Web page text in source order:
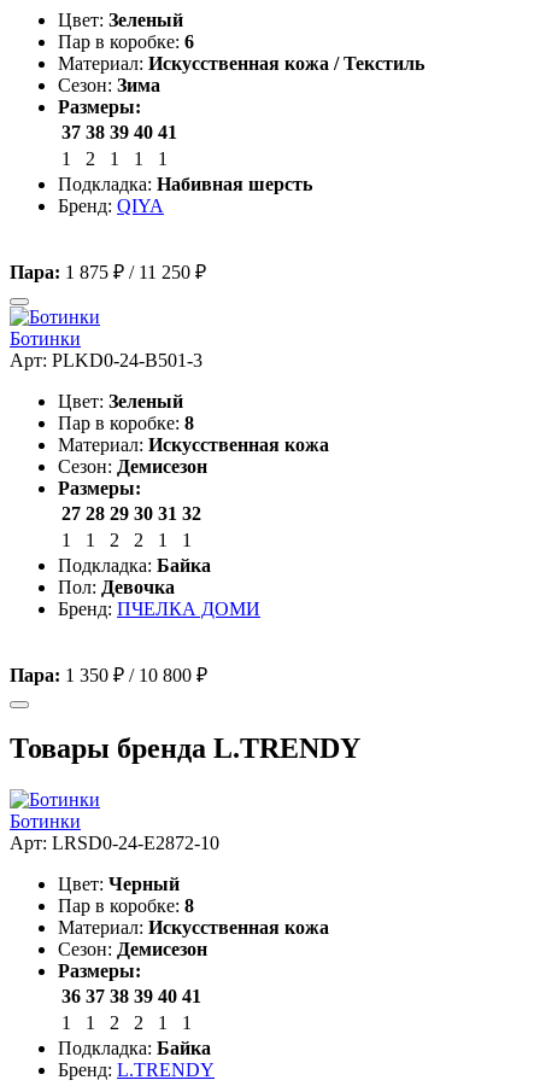
Цвет: Зеленый
Пар в коробке: 6
Материал: Искусственная кожа / Текстиль
Сезон: Зима
Размеры:
37 38 39 40 41
1
2 1 1
1
Подкладка: Набивная шерсть
Бренд: QIYA
Пара: 1 875 ₽ / 11 250 ₽
Ботинки
Арт: PLKD0-24-B501-3
Цвет: Зеленый
Пар в коробке: 8
Материал: Искусственная кожа
Сезон: Демисезон
Размеры:
27 28 29 30 31 32
1
1 2 2 1
1
Подкладка: Байка
Пол: Девочка
Бренд: ПЧЕЛКА ДОМИ
Пара: 1 350 ₽ / 10 800 ₽
Товары бренда L.TRENDY
Ботинки
Арт: LRSD0-24-E2872-10
Цвет: Черный
Пар в коробке: 8
Материал: Искусственная кожа
Сезон: Демисезон
Размеры:
36 37 38 39 40 41
1
1 2 2 1
1
Подкладка: Байка
Бренд: L.TRENDY